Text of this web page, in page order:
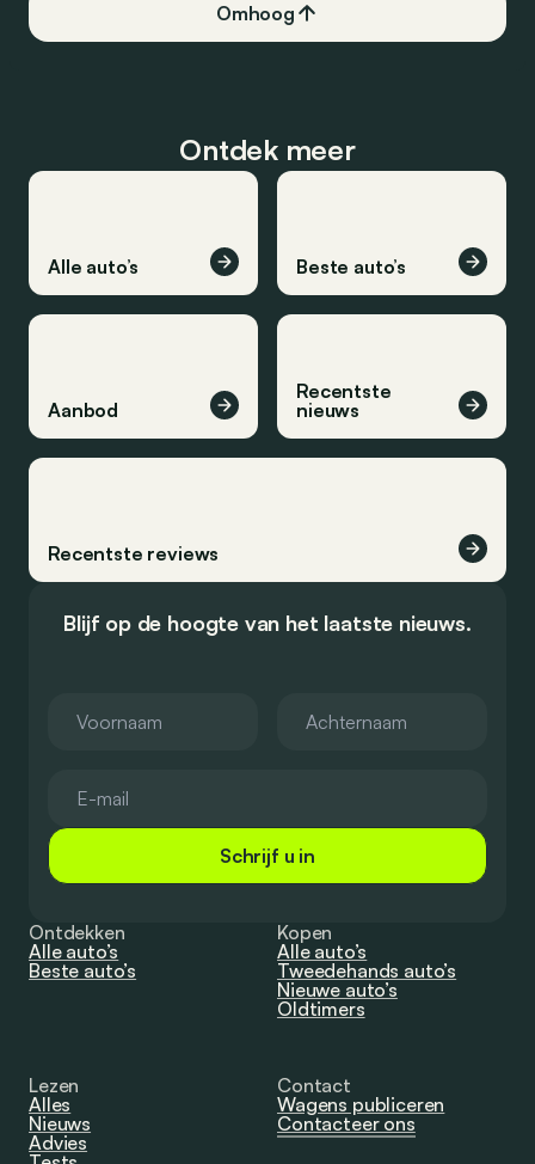
Omhoog
Ontdek meer
Alle auto’s Beste auto’s
Aanbod
Recentste
nieuws
Recentste reviews
Blijf op de hoogte van het laatste nieuws.
Schrijf u in
Ontdekken
Alle auto’s
Beste auto’s
Kopen
Alle auto’s
Tweedehands auto’s
Nieuwe auto’s
Oldtimers
Lezen
Alles
Nieuws
Advies
Contact
Wagens publiceren
Contacteer ons